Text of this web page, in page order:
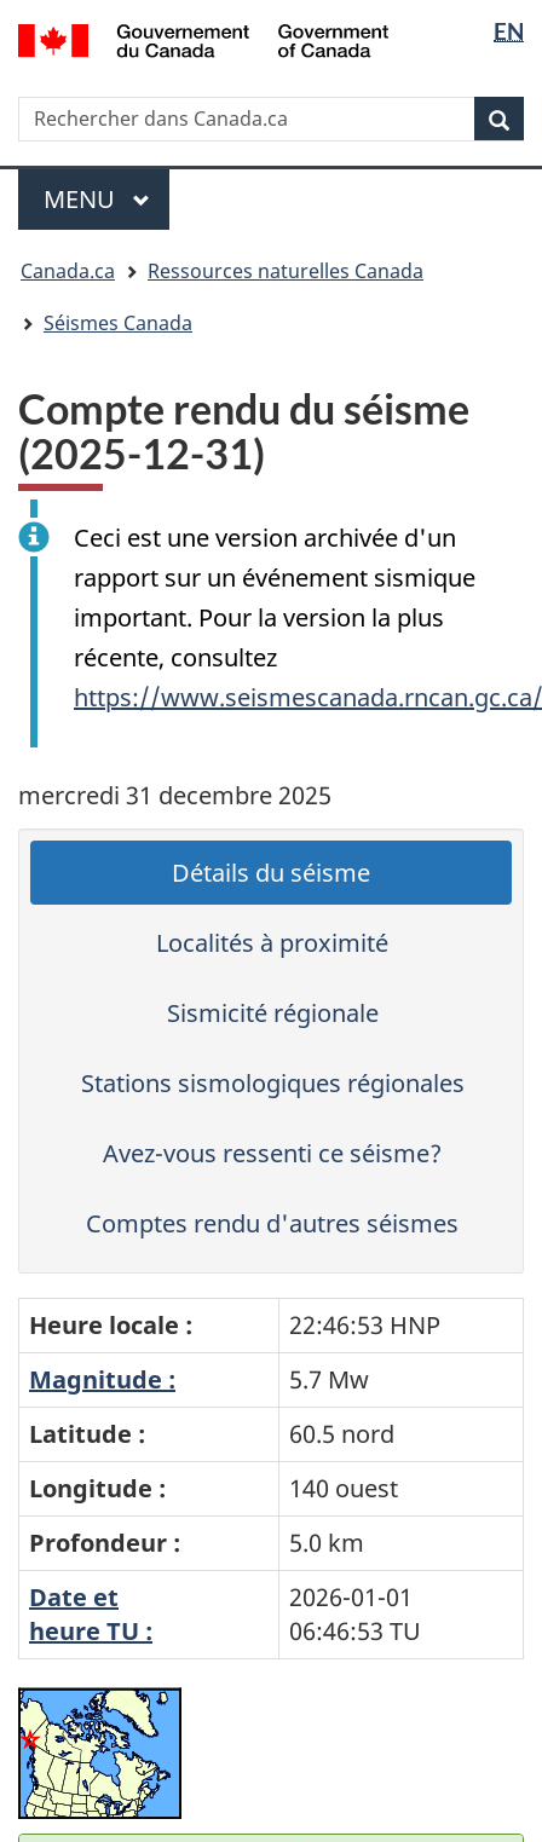
Passer
au
principal
Passer
à
sujet
du
gouvernement »
Passer
à
version
HTML
simplifiée
la
langue
EN
Rechercher
Rechercher
dans
Canada.ca
Menu
MENU PRINCIPAL
êtes
ici
Canada.ca
Ressources naturelles Canada
Séismes Canada
Compte rendu du séisme
(2025-12-31)
Ceci est une version archivée d'un
rapport sur un événement sismique
important. Pour la version la plus
récente, consultez
https://
mercredi 31 decembre 2025
Détails du séisme
Localités à proximité
Sismicité régionale
Stations sismologiques régionales
Avez-vous ressenti ce séisme?
Comptes rendu d'autres séismes
Heure locale :
22:46:53 HNP
Magnitude :
5.7 Mw
Latitude :
60.5 nord
Longitude :
140 ouest
Profondeur :
5.0 km
Date et
heure TU :
2026-01-01
06:46:53 TU